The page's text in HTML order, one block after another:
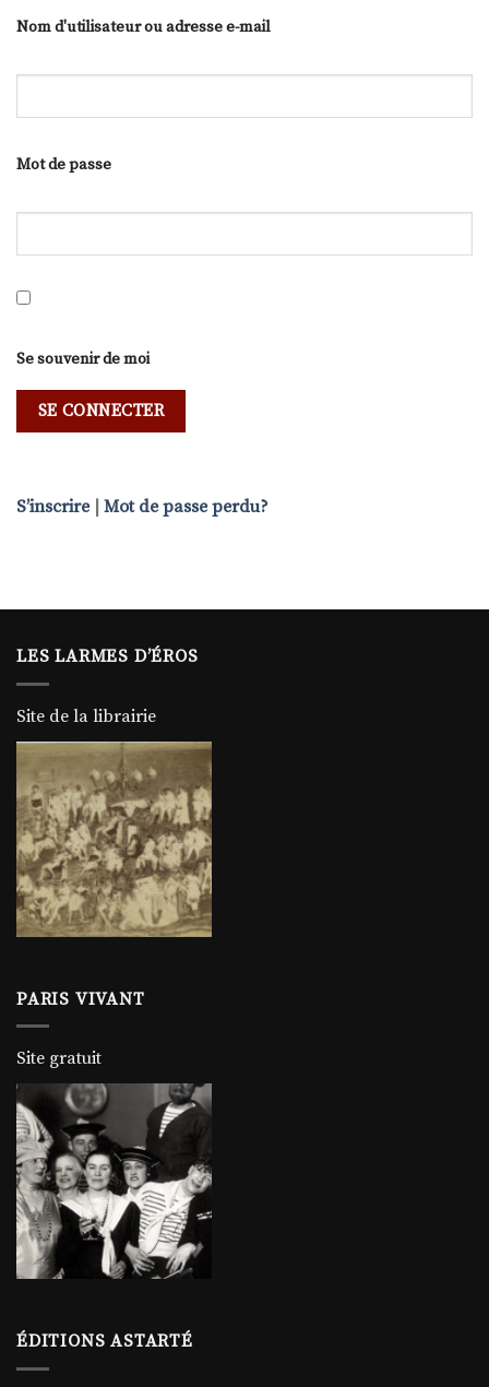
Nom d'utilisateur ou adresse e-mail
Mot de passe
Se souvenir de moi
S’inscrire Mot de passe perdu?
LES LARMES D’ÉROS
Site de la librairie
PARIS VIVANT
Site gratuit
ÉDITIONS ASTARTÉ